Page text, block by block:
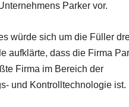
Parker vor.
würde sich um die Füller
aufklärte, dass die Firma
Firma im Bereich der
und Kontrolltechnologie ist.